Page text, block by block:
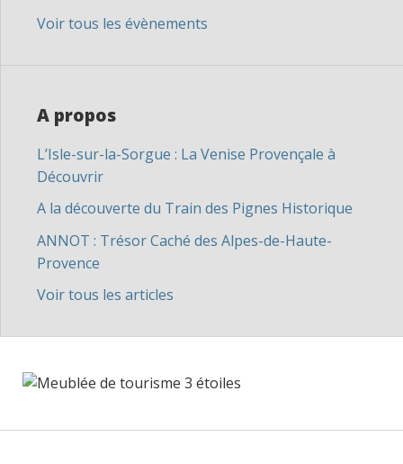
Voir tous les évènements
A propos
L’Isle-sur-la-Sorgue : La Venise Provençale à
Découvrir
A la découverte du Train des Pignes Historique
ANNOT : Trésor Caché des Alpes-de-Haute-
Provence
Voir tous les articles